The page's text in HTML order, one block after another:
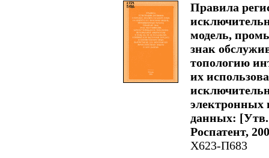
Правила
модель,
знак
топологию
их
электронных
данных: [Утв.
Роспатент,
Х623-П683